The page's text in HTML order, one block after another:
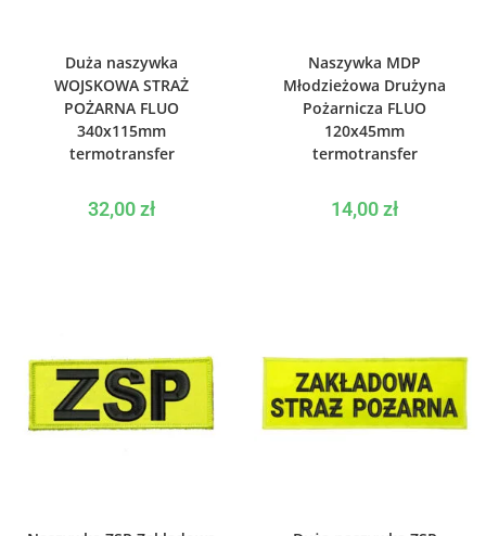
Duża naszywka
WOJSKOWA STRAŻ
POŻARNA FLUO
340x115mm
termotransfer
32,00zł
Naszywka MDP
Młodzieżowa Drużyna
Pożarnicza FLUO
120x45mm
termotransfer
14,00zł